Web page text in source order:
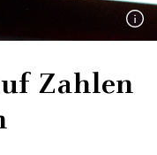
Zahlen